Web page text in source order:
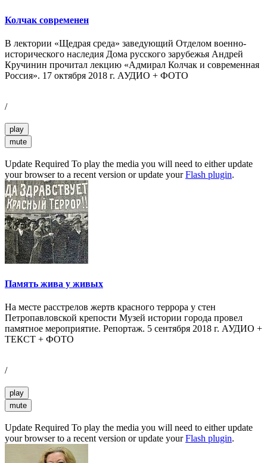
Колчак современен
В лектории «Щедрая среда» заведующий Отделом военно-
исторического наследия Дома русского зарубежья Андрей
Кручинин прочитал лекцию «Адмирал Колчак и современная
Россия». 17 октября 2018 г. АУДИО + ФОТО
/
play
mute
Update Required To play the media you will need to either update
your browser to a recent version or update yourFlash plugin.
Память жива у живых
На месте расстрелов жертв красного террора у стен
Петропавловской крепости Музей истории города провел
памятное мероприятие. Репортаж. 5 сентября 2018 г. АУДИО +
ТЕКСТ + ФОТО
/
play
mute
Update Required To play the media you will need to either update
your browser to a recent version or update yourFlash plugin.